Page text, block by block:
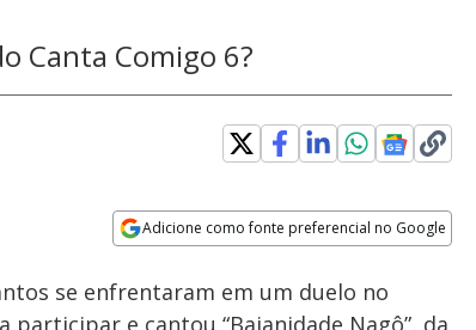
Canta Comigo 6?
Adicione como fonte preferencial no Google
Velocidade
se enfrentaram em um duelo no
e cantou “Baianidade Nagô”, da